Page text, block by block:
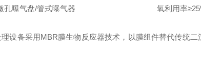
孔曝气盘/管式曝气器 氧利用率
设备采用MBR膜生物反应器技术，以膜组件替代传统